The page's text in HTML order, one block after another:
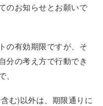
のお知らせとお願いで
の有効期限ですが、そ
分の考え方で行動でき
む)以外は、期限通りに